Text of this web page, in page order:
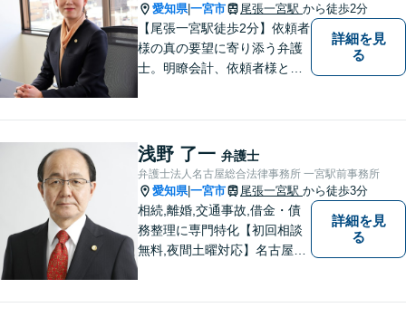
愛知県|一宮市 尾張一宮駅 から徒歩2分
【尾張一宮駅徒歩2分】依頼者
様の真の要望に寄り添う弁護
士。明瞭会計、依頼者様との
談で多くの実績がございま
す。
詳細を見
る
浅野 了一 弁護士
弁護士法人名古屋総合法律事務所 一宮駅前事務所
愛知県|一宮市 尾張一宮駅 から徒歩3分
相続,離婚,交通事故,借金・債
務整理に専門特化【初回相談
無料,夜間土曜対応】名古屋市
詳細を見
る